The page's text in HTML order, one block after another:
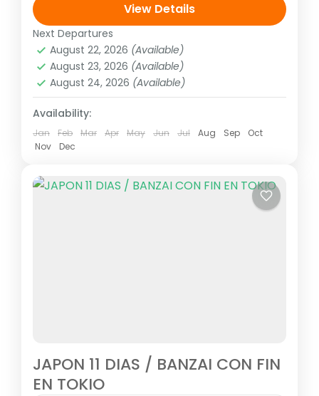
Gero/Gifu, Nagoya, Ise, Toba, Kumano,
Nachi-Katsuura, Koyasan y Osaka Salidas:
Todos los Martes (garantizadas con un
mínimo...
Asia,Asia del extremo oriente
1 Person
View Details
Next Departures
August 22, 2026 (Available)
August 23, 2026 (Available)
August 24, 2026 (Available)
Availability:
Jan Feb Mar Apr May Jun Jul Aug Sep
Oct
Nov
Dec
JAPON 11 DIAS / BANZAI CON FIN
EN TOKIO